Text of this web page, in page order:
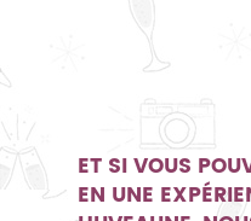
ET SI VOUS
EN UNE